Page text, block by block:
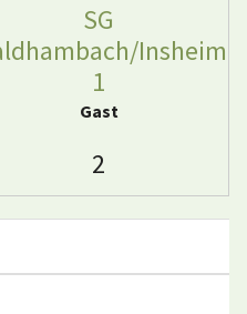
SG
Insheim
1
Gast
2